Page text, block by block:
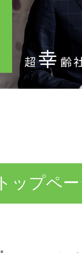
トップペ